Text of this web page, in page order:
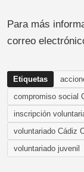
Para más
correo
Etiquetas
compromiso social
inscripción
voluntariado Cádiz
voluntariado juvenil